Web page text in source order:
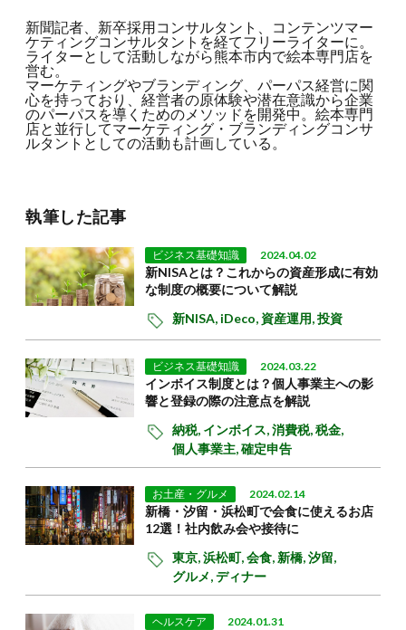
新聞記者、新卒採用コンサルタント、コンテンツマー
ケティングコンサルタントを経てフリーライターに。
ライターとして活動しながら熊本市内で絵本専門店を
営む。
マーケティングやブランディング、パーパス経営に関
心を持っており、経営者の原体験や潜在意識から企業
のパーパスを導くためのメソッドを開発中。絵本専門
店と並行してマーケティング・ブランディングコンサ
ルタントとしての活動も計画している。
執筆した記事
ビジネス基礎知識 2024.04.02
新NISAとは？これからの資産形成に有効
な制度の概要について解説
新NISA, iDeco, 資産運用,投資
ビジネス基礎知識 2024.03.22
インボイス制度とは？個人事業主への影
響と登録の際の注意点を解説
納税, インボイス,消費税,税金,
個人事業主,確定申告
お土産・グルメ 2024.02.14
新橋・汐留・浜松町で会食に使えるお店
12選！社内飲み会や接待に
東京,浜松町,会食, 新橋,汐留,
グルメ,ディナー
ヘルスケア 2024.01.31